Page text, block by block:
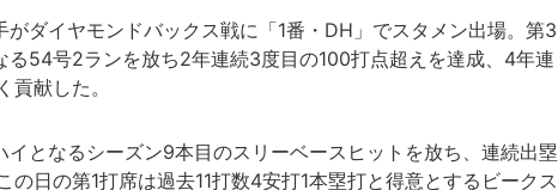
がダイヤモンドバックス戦に「1番・DH」でスタメン出場。第3
る54号2ランを放ち2年連続3度目の100打点超えを達成、4年連
献した。
となるシーズン9本目のスリーベースヒットを放ち、連続出塁
日の第1打席は過去11打数4安打1本塁打と得意とするビークス